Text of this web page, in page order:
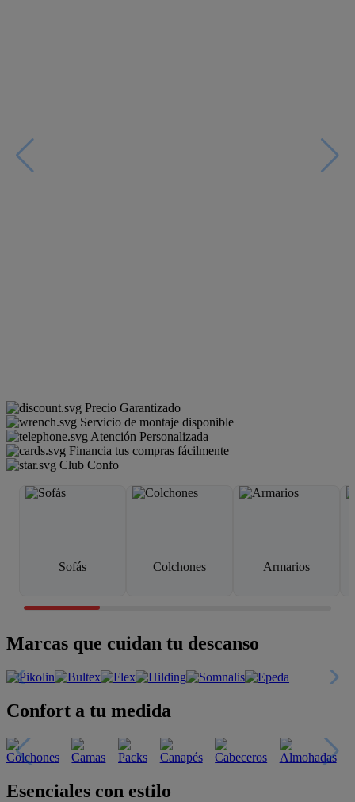
Precio Garantizado
Servicio de montaje disponible
Atención Personalizada
Financia tus compras fácilmente
Club Confo
Sofás Colchones Armarios
Marcas que cuidan tu descanso
Confort a tu medida
Esenciales con estilo